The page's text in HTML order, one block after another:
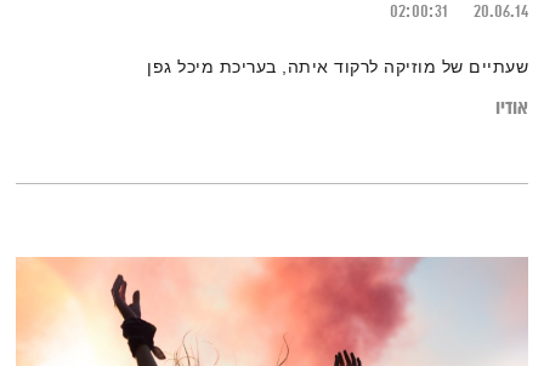
20.06.14
02:00:31
שעתיים של מוזיקה לרקוד איתה, בעריכת מיכל גפן
אודיו